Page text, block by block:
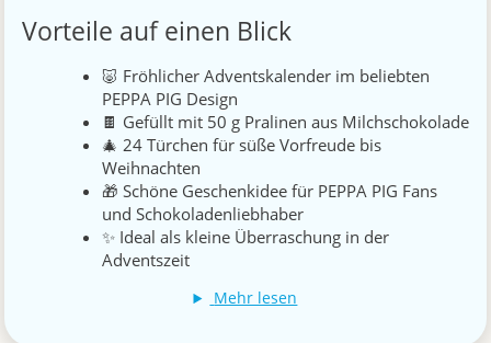
Vorteile auf einen Blick
🐷 Fröhlicher Adventskalender im beliebten
PEPPA PIG Design
🍫 Gefüllt mit 50 g Pralinen aus Milchschokolade
🎄 24 Türchen für süße Vorfreude bis
Weihnachten
🎁 Schöne Geschenkidee für PEPPA PIG Fans
und Schokoladenliebhaber
✨ Ideal als kleine Überraschung in der
Adventszeit
Mehr lesen